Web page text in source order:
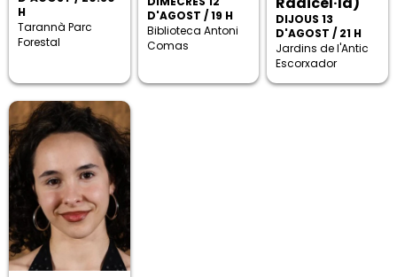
H
Tarannà Parc
Forestal
D'AGOST / 19 H
Biblioteca Antoni
Comas
DIJOUS 13
D'AGOST / 21 H
Jardins de l'Antic
Escorxador